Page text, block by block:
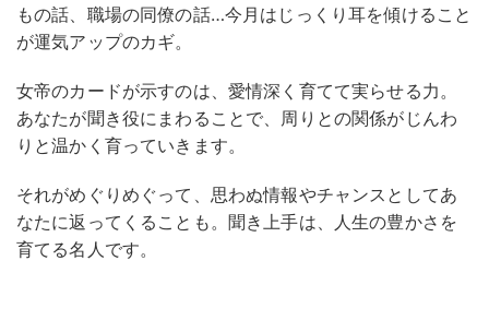
もの話、職場の同僚の話…今月はじっくり耳を傾けること
が運気アップのカギ。
女帝のカードが示すのは、愛情深く育てて実らせる力。
あなたが聞き役にまわることで、周りとの関係がじんわ
りと温かく育っていきます。
それがめぐりめぐって、思わぬ情報やチャンスとしてあ
なたに返ってくることも。聞き上手は、人生の豊かさを
育てる名人です。